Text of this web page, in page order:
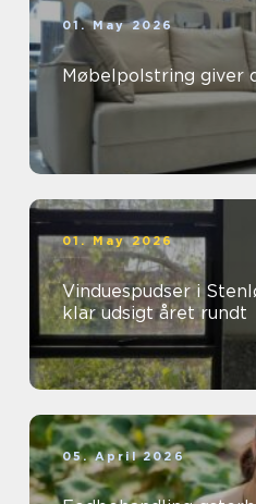
01. May 2026
Møbelpolstring giver
01. May 2026
Vinduespudser i
klar udsigt året rundt
05. April 2026